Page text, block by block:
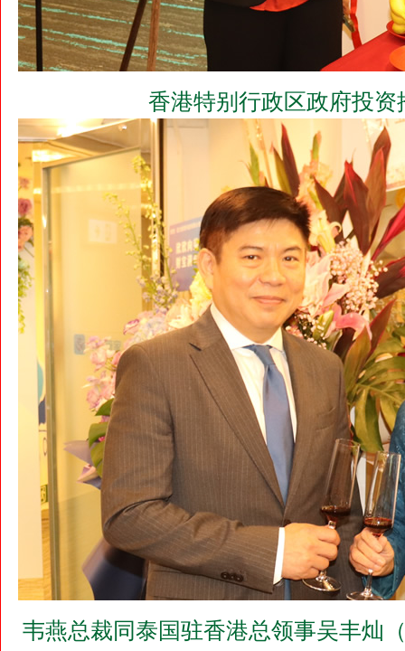
香港特别行政区政府投
韦燕总裁同泰国驻香港总领事吴丰灿